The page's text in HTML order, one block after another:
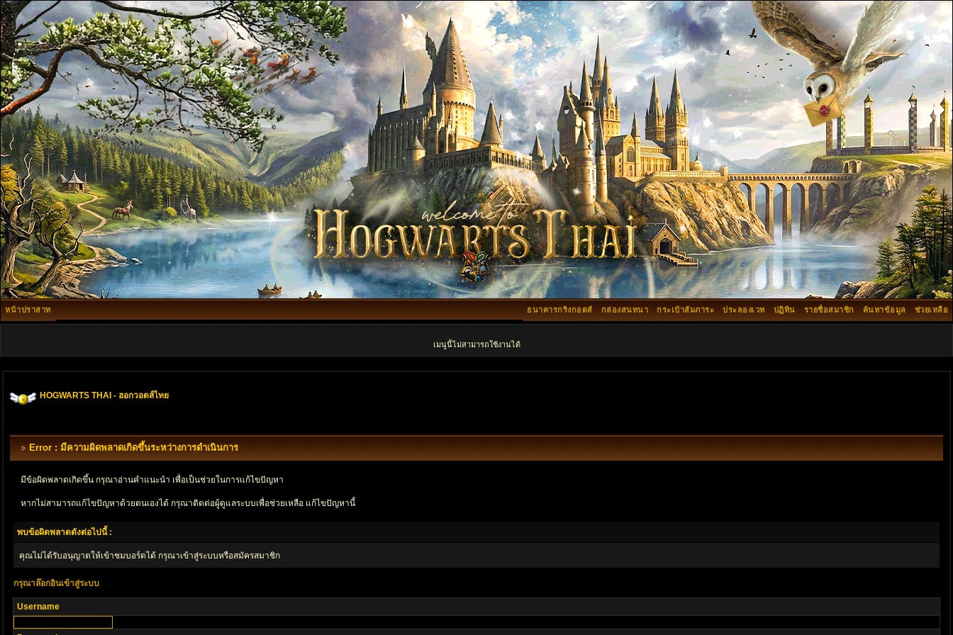
หน้าปราสาท ช่วยเหลือ
ค้นหาข้อมูล
รายชื่อสมาชิก
ปฏิทิน
ประลองเวท
กระเป๋าสัมภาระ
กล่องสนทนา
ธนาคารกริงกอตส์
เมนูนี้ไม่สามารถใช้งานได้
HOGWARTS THAI - ฮอกวอตส์ไทย
Error : มีความผิดพลาดเกิดขึ้นระหว่างการดำเนินการ
มีข้อผิดพลาดเกิดขึ้น กรุณาอ่านคำแนะนำ เพื่อเป็นช่วยในการแก้ไขปัญหา
หากไม่สามารถแก้ไขปัญหาด้วยตนเองได้ กรุณาติตด่อผู้ดูแลระบบเพื่อช่วยเหลือ แก้ไขปัญหานี้
พบข้อผิดพลาดดังต่อไปนี้ :
คุณไม่ได้รับอนุญาตให้เข้าชมบอร์ดได้ กรุณาเข้าสู่ระบบหรือสมัครสมาชิก
กรุณาล๊อกอินเข้าสู่ระบบ
Username